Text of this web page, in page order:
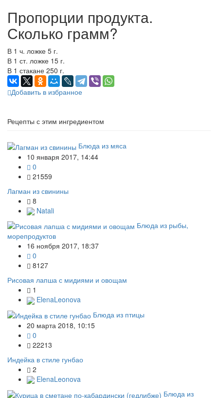
Пропорции продукта.
Сколько грамм?
В 1 ч. ложке 5 г.
В 1 ст. ложке 15 г.
В 1 стакане 250 г.
Добавить в избранное
Рецепты с этим ингредиентом
Блюда из мяса
10 января 2017, 14:44
0
21559
Лагман из свинины
8
Natali
Блюда из рыбы,
морепродуктов
16 ноября 2017, 18:37
0
8127
Рисовая лапша с мидиями и овощам
1
ElenaLeonova
Блюда из птицы
20 марта 2018, 10:15
0
22213
Индейка в стиле гунбао
2
ElenaLeonova
Блюда из